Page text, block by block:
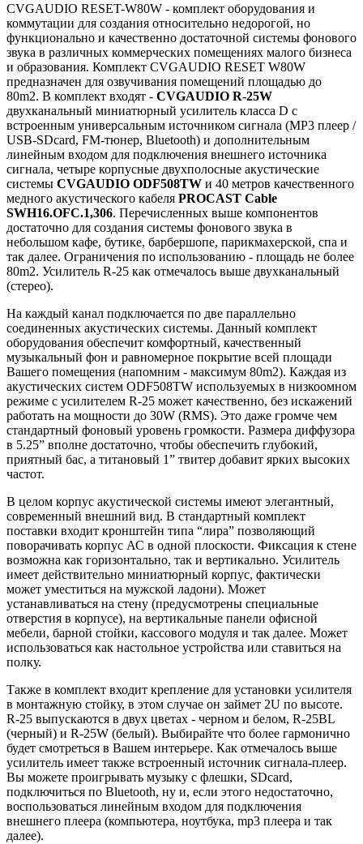
​CVGAUDIO RESET-W80W - комплект оборудования и
коммутации для создания относительно недорогой, но
функционально и качественно достаточной системы фонового
звука в различных коммерческих помещениях малого бизнеса
и образования. Комплект CVGAUDIO RESET W80W
предназначен для озвучивания помещений площадью до
80m2. В комплект входят - CVGAUDIO R-25W
двухканальный миниатюрный усилитель класса D с
встроенным универсальным источником сигнала (MP3 плеер /
USB-SDcard, FM-тюнер, Bluetooth) и дополнительным
линейным входом для подключения внешнего источника
сигнала, четыре корпусные двухполосные акустические
системы CVGAUDIO ODF508TW и 40 метров качественного
медного акустического кабеля PROCAST Cable
SWH16.OFC.1,306. Перечисленных выше компонентов
достаточно для создания системы фонового звука в
небольшом кафе, бутике, барбершопе, парикмахерской, спа и
так далее. Ограничения по использованию - площадь не более
80m2. Усилитель R-25 как отмечалось выше двухканальный
(стерео).
На каждый канал подключается по две параллельно
соединенных акустических системы. Данный комплект
оборудования обеспечит комфортный, качественный
музыкальный фон и равномерное покрытие всей площади
Вашего помещения (напомним - максимум 80m2). Каждая из
акустических систем ODF508TW используемых в низкоомном
режиме с усилителем R-25 может качественно, без искажений
работать на мощности до 30W (RMS). Это даже громче чем
стандартный фоновый уровень громкости. Размера диффузора
в 5.25” вполне достаточно, чтобы обеспечить глубокий,
приятный бас, а титановый 1” твитер добавит ярких высоких
частот.
В целом корпус акустической системы имеют элегантный,
современный внешний вид. В стандартный комплект
поставки входит кронштейн типа “лира” позволяющий
поворачивать корпус АС в одной плоскости. Фиксация к стене
возможна как горизонтально, так и вертикально. Усилитель
имеет действительно миниатюрный корпус, фактически
может уместиться на мужской ладони). Может
устанавливаться на стену (предусмотрены специальные
отверстия в корпусе), на вертикальные панели офисной
мебели, барной стойки, кассового модуля и так далее. Может
использоваться как настольное устройства или ставиться на
полку.
Также в комплект входит крепление для установки усилителя
в монтажную стойку, в этом случае он займет 2U по высоте.
R-25 выпускаются в двух цветах - черном и белом, R-25BL
(черный) и R-25W (белый). Выбирайте что более гармонично
будет смотреться в Вашем интерьере. Как отмечалось выше
усилитель имеет также встроенный источник сигнала-плеер.
Вы можете проигрывать музыку с флешки, SDcard,
подключиться по Bluetooth, ну и, если этого недостаточно,
воспользоваться линейным входом для подключения
внешнего плеера (компьютера, ноутбука, mp3 плеера и так
далее).